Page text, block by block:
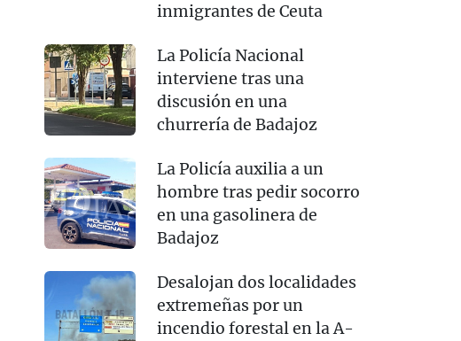
inmigrantes de Ceuta
La Policía Nacional
interviene tras una
discusión en una
churrería de Badajoz
La Policía auxilia a un
hombre tras pedir socorro
en una gasolinera de
Badajoz
Desalojan dos localidades
extremeñas por un
incendio forestal en la A-